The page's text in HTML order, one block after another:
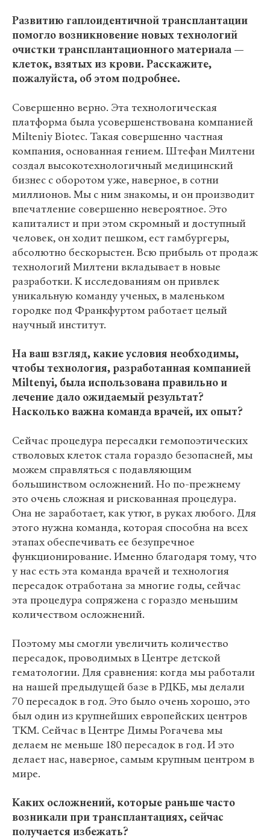
Развитию гаплоидентичной трансплантации
помогло возникновение новых технологий
очистки трансплантационного материала —
клеток, взятых из крови. Расскажите,
пожалуйста, об этом подробнее.
Совершенно верно. Эта технологическая
платформа была усовершенствована компанией
Milteniy Biotec. Такая совершенно частная
компания, основанная гением. Штефан Милтени
создал высокотехнологичный медицинский
бизнес с оборотом уже, наверное, в сотни
миллионов. Мы с ним знакомы, и он производит
впечатление совершенно невероятное. Это
капиталист и при этом скромный и доступный
человек, он ходит пешком, ест гамбургеры,
абсолютно бескорыстен. Всю прибыль от продаж
технологий Милтени вкладывает в новые
разработки. К исследованиям он привлек
уникальную команду ученых, в маленьком
городке под Франкфуртом работает целый
научный институт.
На ваш взгляд, какие условия необходимы,
чтобы технология, разработанная компанией
Miltenyi, была использована правильно и
лечение дало ожидаемый результат?
Насколько важна команда врачей, их опыт?
Сейчас процедура пересадки гемопоэтических
стволовых клеток стала гораздо безопасней, мы
можем справляться с подавляющим
большинством осложнений. Но по-прежнему
это очень сложная и рискованная процедура.
Она не заработает, как утюг, в руках любого. Для
этого нужна команда, которая способна на всех
этапах обеспечивать ее безупречное
функционирование. Именно благодаря тому, что
у нас есть эта команда врачей и технология
пересадок отработана за многие годы, сейчас
эта процедура сопряжена с гораздо меньшим
количеством осложнений.
Поэтому мы смогли увеличить количество
пересадок, проводимых в Центре детской
гематологии. Для сравнения: когда мы работали
на нашей предыдущей базе в РДКБ, мы делали
70 пересадок в год. Это было очень хорошо, это
был один из крупнейших европейских центров
ТКМ. Сейчас в Центре Димы Рогачева мы
делаем не меньше 180 пересадок в год. И это
делает нас, наверное, самым крупным центром в
мире.
Каких осложнений, которые раньше часто
возникали при трансплантациях, сейчас
получается избежать?